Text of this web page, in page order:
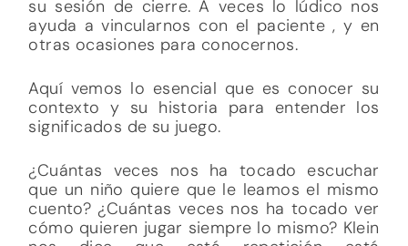
su sesión de cierre. A veces lo lúdico nos
ayuda a vincularnos con el paciente , y en
otras ocasiones para conocernos.
Aquí vemos lo esencial que es conocer su
contexto y su historia para entender los
significados de su juego.
¿Cuántas veces nos ha tocado escuchar
que un niño quiere que le leamos el mismo
cuento? ¿Cuántas veces nos ha tocado ver
cómo quieren jugar siempre lo mismo? Klein